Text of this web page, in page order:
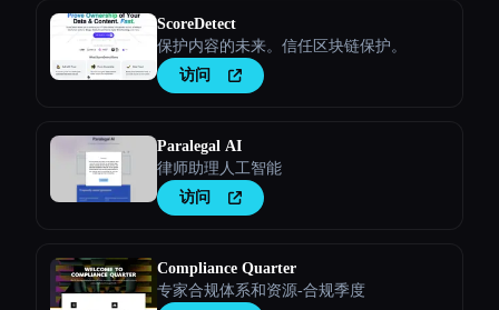
ScoreDetect
保护内容的未来。信任区块链保护。
访问
Paralegal AI
律师助理人工智能
访问
Compliance Quarter
专家合规体系和资源-合规季度